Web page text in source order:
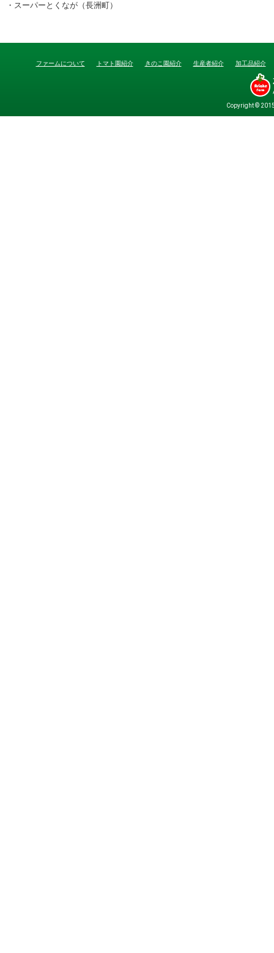
・スーパーとくなが（長洲町）
ファームについて トマト園紹介 きのこ園紹介 生産者紹介 加工品紹介
Copyright ©